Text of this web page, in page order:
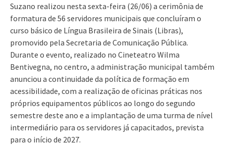
Suzano realizou nesta sexta-feira (26/06) a cerimônia de
formatura de 56 servidores municipais que concluíram o
curso básico de Língua Brasileira de Sinais (Libras),
promovido pela Secretaria de Comunicação Pública.
Durante o evento, realizado no Cineteatro Wilma
Bentivegna, no centro, a administração municipal também
anunciou a continuidade da política de formação em
acessibilidade, com a realização de oficinas práticas nos
próprios equipamentos públicos ao longo do segundo
semestre deste ano e a implantação de uma turma de nível
intermediário para os servidores já capacitados, prevista
para o início de 2027.